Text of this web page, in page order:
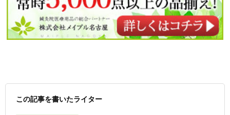
この記事を書いたライター